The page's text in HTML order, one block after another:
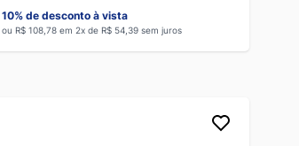
10% de desconto à vista
ou R$ 108,78 em 2x de R$ 54,39 sem juros